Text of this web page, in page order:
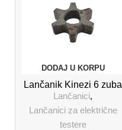
DODAJ U KORPU
Lančanik Kinezi 6 zuba
Lančanici,
Lančanici za električne
testere